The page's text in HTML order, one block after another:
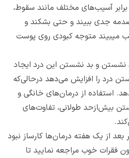
برابر آسیب‌های مختلف مانند سقوط،
جدی ببیند و حتی بشکند و
میبیند متوجه کبودی روی پوست
نشستن و بد نشستن این درد ایجاد
درد را افزایش می‌دهد درحالی‌که
استفاده از درمان‌های خانگی و
بیش‌ازحد طولانی، تفاوت‌های
از یک هفته درمان‌ها کارساز نبود
خوب مراجعه نمایید تا